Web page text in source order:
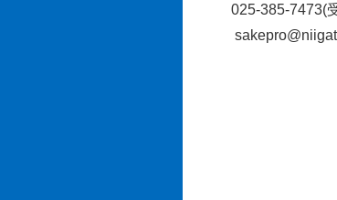
025-385-7473(